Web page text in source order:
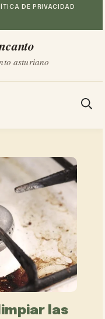
DE PRIVACIDAD
asturiano
las